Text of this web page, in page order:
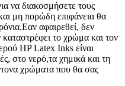
να διακοσμήσετε τους
μη πορώδη επιφάνεια θα
αφαιρεθεί, δεν
το χρώμα και τον
HP Latex Inks είναι
στο νερό,τα χημικά και τη
χρώματα που θα σας